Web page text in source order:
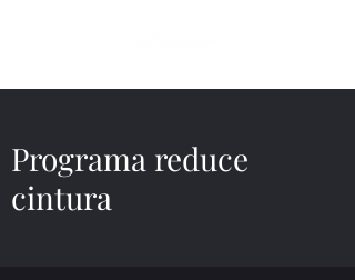
Programa reduce
cintura